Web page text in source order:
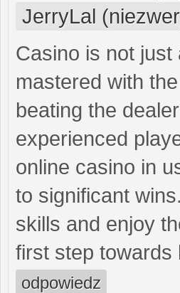
JerryLal
Casino is not
mastered with
beating the
experienced
online casino in
to significant
skills and enjoy
first step towards
odpowiedz